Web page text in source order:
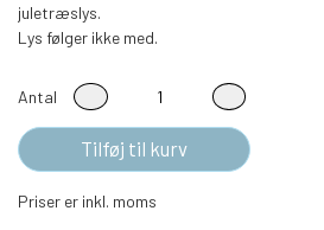
juletræslys.
Lys følger ikke med.
Antal
Tilføj til kurv
Priser er inkl. moms